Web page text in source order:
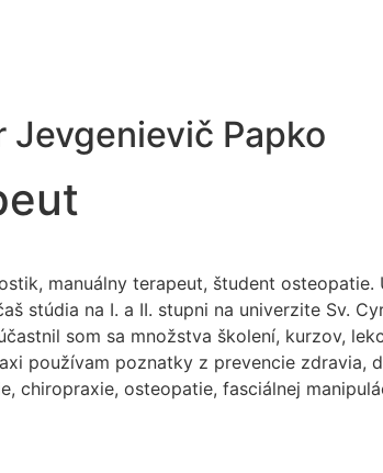
Jevgenievič Papko
manuálny terapeut, študent
stúdia na I. a II. stupni na univerzite Sv.
som sa množstva školení, kurzov,
používam poznatky z prevencie zdravia,
chiropraxie, osteopatie, fasciálnej